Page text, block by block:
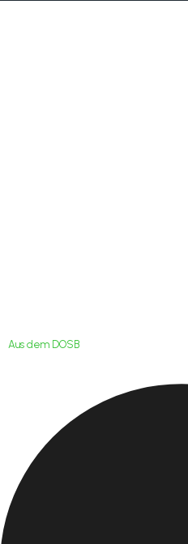
Aus dem DOSB